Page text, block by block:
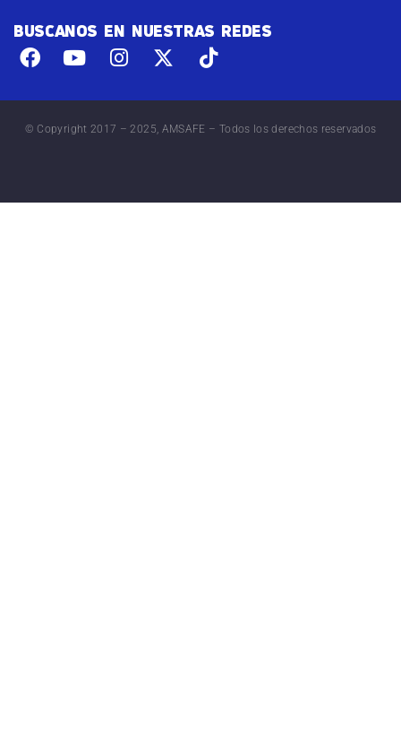
BUSCANOS EN NUESTRAS REDES
© Copyright 2017 – 2025, AMSAFE – Todos los derechos reservados